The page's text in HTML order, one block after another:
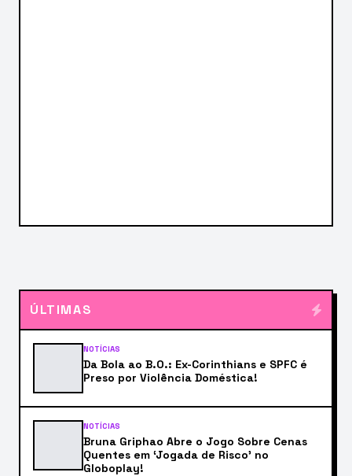
ÚLTIMAS
NOTÍCIAS
Da Bola ao B.O.: Ex-Corinthians e SPFC é
Preso por Violência Doméstica!
NOTÍCIAS
Bruna Griphao Abre o Jogo Sobre Cenas
Quentes em ‘Jogada de Risco’ no
Globoplay!